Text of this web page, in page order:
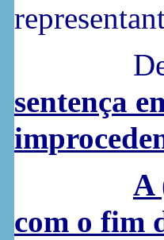
Depois
sentença
A
com o fim